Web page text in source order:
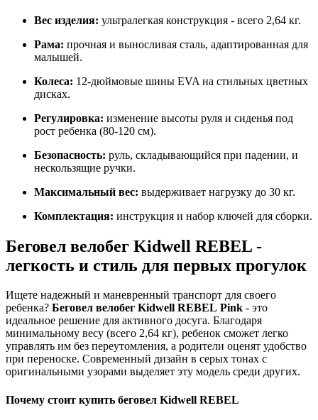
Вес изделия: ультралегкая конструкция - всего 2,64 кг.
Рама: прочная и выносливая сталь, адаптированная для
малышей.
Колеса: 12-дюймовые шины EVA на стильных цветных
дисках.
Регулировка: изменение высоты руля и сиденья под
рост ребенка (80-120 см).
Безопасность: руль, складывающийся при падении, и
нескользящие ручки.
Максимальный вес: выдерживает нагрузку до 30 кг.
Комплектация: инструкция и набор ключей для сборки.
Беговел велобег Kidwell REBEL -
легкость и стиль для первых прогулок
Ищете надежный и маневренный транспорт для своего
ребенка? Беговел велобег Kidwell REBEL Pink - это
идеальное решение для активного досуга. Благодаря
минимальному весу (всего 2,64 кг), ребенок сможет легко
управлять им без переутомления, а родители оценят удобство
при переноске. Современный дизайн в серых тонах с
оригинальными узорами выделяет эту модель среди других.
Почему стоит купить беговел Kidwell REBEL